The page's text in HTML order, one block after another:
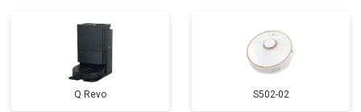
Q Revo S502-02